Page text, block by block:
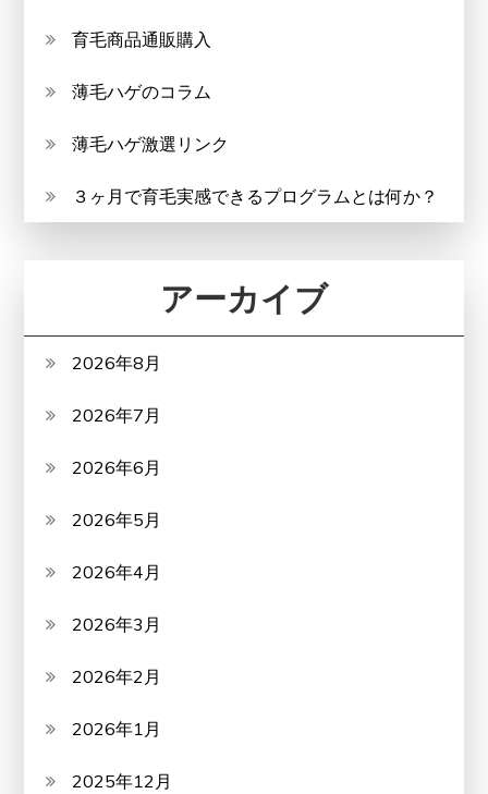
育毛商品通販購入
薄毛ハゲのコラム
薄毛ハゲ激選リンク
３ヶ月で育毛実感できるプログラムとは何か？
アーカイブ
2026年8月
2026年7月
2026年6月
2026年5月
2026年4月
2026年3月
2026年2月
2026年1月
2025年12月